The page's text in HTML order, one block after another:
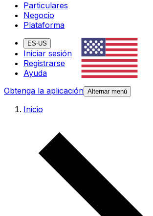
Particulares
Negocio
Plataforma
ES-US
Iniciar sesión
Registrarse
Ayuda
Obtenga la aplicación Alternar menú
Inicio